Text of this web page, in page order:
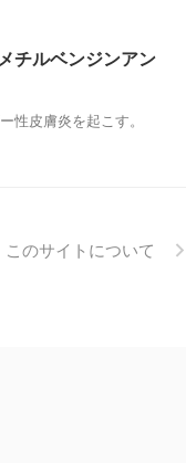
チルベンジンアン
性皮膚炎を起こす。
このサイトについて